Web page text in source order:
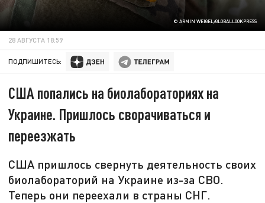
© ARMIN WEIGEL/GLOBALLOOKPRESS
28 АВГУСТА 18:59
ПОДПИШИТЕСЬ:
США попались на биолабораториях на
Украине. Пришлось сворачиваться и
переезжать
США пришлось свернуть деятельность своих
биолабораторий на Украине из-за СВО.
Теперь они переехали в страны СНГ.